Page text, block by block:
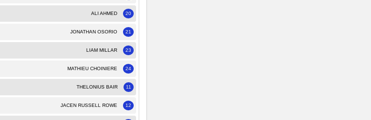
20
ALI AHMED
21
JONATHAN OSORIO
23
LIAM MILLAR
24
MATHIEU CHOINIERE
11
THELONIUS BAIR
12
JACEN RUSSELL ROWE